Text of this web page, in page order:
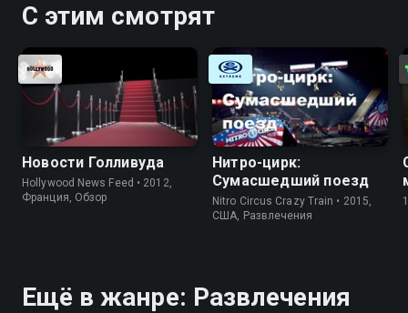
С этим смотрят
Новости Голливуда
Hollywood News Feed • 2012,
Франция, Обзор
Нитро-цирк:
Сумасшедший поезд
Nitro Circus Crazy Train • 2015,
США, Развлечения
Ещё в жанре: Развлечения